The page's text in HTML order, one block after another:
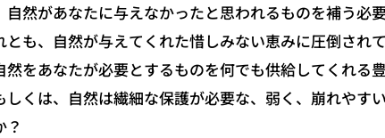
然があなたに与えなかったと思われるものを補う必
も、自然が与えてくれた惜しみない恵みに圧倒され
をあなたが必要とするものを何でも供給してくれる
くは、自然は繊細な保護が必要な、弱く、崩れやす
？